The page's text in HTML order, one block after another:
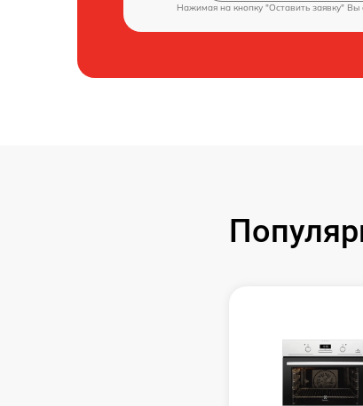
Нажимая на кнопку "Оставить заявку" Вы